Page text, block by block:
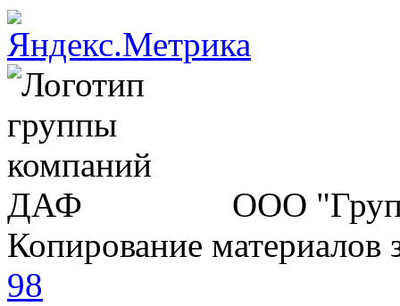
ООО
Копирование материалов
98